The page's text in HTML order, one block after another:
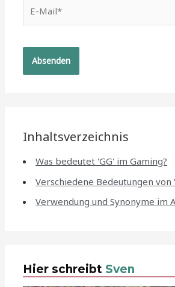
Mail*
Inhaltsverzeichnis
Was bedeutet 'GG' im Gaming?
Verschiedene Bedeutungen von
Verwendung und Synonyme im
Hier schreibt Sven